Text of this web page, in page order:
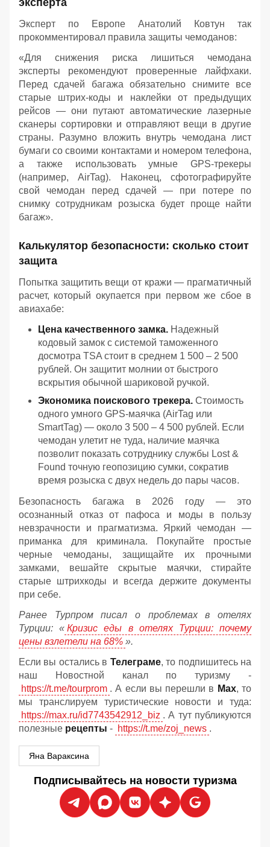
Эксперт по Европе Анатолий Ковтун так
прокомментировал правила защиты чемоданов:
«Для снижения риска лишиться чемодана
эксперты рекомендуют проверенные лайфхаки.
Перед сдачей багажа обязательно снимите все
старые штрих-коды и наклейки от предыдущих
рейсов — они путают автоматические лазерные
сканеры сортировки и отправляют вещи в другие
страны. Разумно вложить внутрь чемодана лист
бумаги со своими контактами и номером телефона,
а также использовать умные GPS-трекеры
(например, AirTag). Наконец, сфотографируйте
свой чемодан перед сдачей — при потере по
снимку сотрудникам розыска будет проще найти
багаж».
Калькулятор безопасности: сколько стоит
защита
Попытка защитить вещи от кражи — прагматичный
расчет, который окупается при первом же сбое в
авиахабе:
Цена качественного замка. Надежный
кодовый замок с системой таможенного
досмотра TSA стоит в среднем 1 500 – 2 500
рублей. Он защитит молнии от быстрого
вскрытия обычной шариковой ручкой.
Экономика поискового трекера. Стоимость
одного умного GPS-маячка (AirTag или
SmartTag) — около 3 500 – 4 500 рублей. Если
чемодан улетит не туда, наличие маячка
позволит показать сотруднику службы Lost &
Found точную геопозицию сумки, сократив
время розыска с двух недель до пары часов.
Безопасность багажа в 2026 году — это
осознанный отказ от пафоса и моды в пользу
невзрачности и прагматизма. Яркий чемодан —
приманка для криминала. Покупайте простые
черные чемоданы, защищайте их прочными
замками, вешайте скрытые маячки, стирайте
старые штрихкоды и всегда держите документы
при себе.
Ранее Турпром писал о проблемах в отелях
Турции: « Кризис еды в отелях Турции: почему
цены взлетели на 68% ».
Если вы остались в Телеграме, то подпишитесь на
наш Новостной канал по туризму -
https://t.me/tourprom . А если вы перешли в Мах, то
мы транслируем туристические новости и туда:
https://max.ru/id7743542912_biz . А тут публикуются
полезные рецепты - https://t.me/zoj_news .
Яна Вараксина
Подписывайтесь на новости туризма